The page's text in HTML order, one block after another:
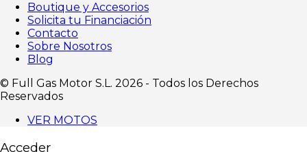
Boutique y Accesorios
Solicita tu Financiación
Contacto
Sobre Nosotros
Blog
©️ Full Gas Motor S.L. 2026 - Todos los Derechos
Reservados
VER MOTOS
Acceder